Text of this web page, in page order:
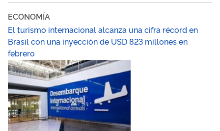
del acuerdo, por un valor de BRL 8 mil millones, destinada a
reparar los daños colectivos sufridos por los indígenas,
quilombolas (cimarrones) y pueblos tradicionales
ECONOMÍA
El turismo internacional alcanza una cifra récord en
Brasil con una inyección de USD 823 millones en
febrero